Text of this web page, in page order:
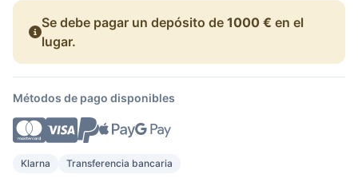
Se debe pagar un depósito de 1000 € en el
lugar.
Métodos de pago disponibles
Klarna Transferencia bancaria